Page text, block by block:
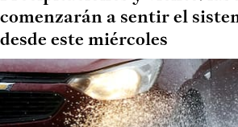
comenzarán a sentir el
desde este miércoles